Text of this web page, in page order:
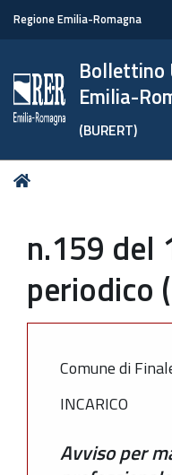
Regione Emilia-Romagna
Bollettino
Emilia-
(BURERT)
Tu
n.159 del
periodico
Comune di
INCARICO
Avviso per